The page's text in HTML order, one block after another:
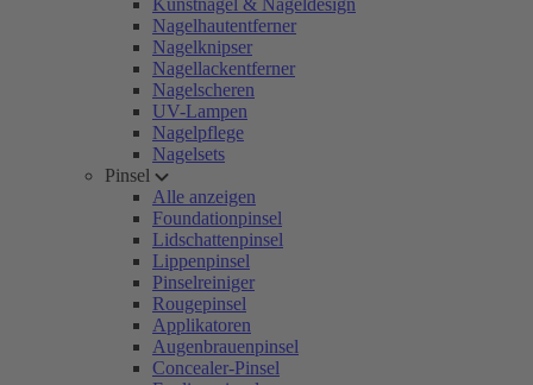
Kunstnägel & Nageldesign
Nagelhautentferner
Nagelknipser
Nagellackentferner
Nagelscheren
UV-Lampen
Nagelpflege
Nagelsets
Pinsel
Alle anzeigen
Foundationpinsel
Lidschattenpinsel
Lippenpinsel
Pinselreiniger
Rougepinsel
Applikatoren
Augenbrauenpinsel
Concealer-Pinsel